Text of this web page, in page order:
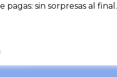
sin sorpresas al final.